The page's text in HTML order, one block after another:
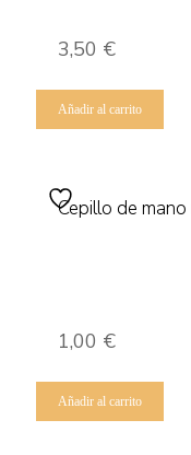
3,50 €
Añadir al carrito
Cepillo de
1,00 €
Añadir al carrito